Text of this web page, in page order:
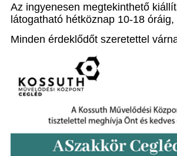
Az ingyenesen megtekinthető
látogatható hétköznap 10-18
Minden érdeklődőt szeretettel